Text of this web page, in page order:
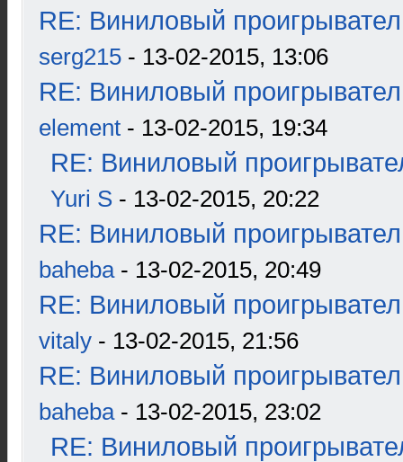
RE: Виниловый
serg215 - 13-02-2015, 13:06
RE: Виниловый
element - 13-02-2015, 19:34
RE: Виниловый
Yuri S - 13-02-2015, 20:22
RE: Виниловый
baheba- 13-02-2015, 20:49
RE: Виниловый
vitaly - 13-02-2015, 21:56
RE: Виниловый
baheba- 13-02-2015, 23:02
RE: Виниловый